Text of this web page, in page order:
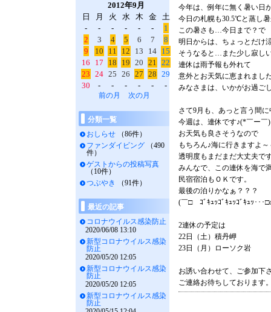
今年は、例年に無く暑い日
今日の札幌も30.5℃と蒸し
この暑さも…今日まで？で
明日からは、ちょっとだけ
そうなると…また少し寂し
連休は雨予報も外れて
意外とお天気に恵まれまし
みなさまは、いかがお過ご
さて9月も、あっと言う間
今週は、連休です♪(*￣ー￣
お天気も良さそうなので
もちろん♪海に行きますよ
透明度もまだまだ大丈夫で
みんなで、この連休を海で
民宿宿泊もＯＫです。
最後の泊りかなぁ？？？
(￣□ゞｺﾞｷｭｯｺﾞｷｭｯｺﾞｷｭｯ･･･
2連休の予定は
22日（土）積丹岬
23日（月）ローソク岩
お誘い合わせて、ご参加下
ご連絡お待ちしております
2012年9月
日
月 火 水 木 金
土
-
- - - - -
1
2
3 4 5 6 7
8
9
10 11 12 13 14 15
16
17 18 19 20 21 22
23 24 25 26 27 28 29
30
- - - - - -
前の月 次の月
分類一覧
おしらせ （86件）
ファンダイビング （490
件）
ゲストからの投稿写真
（10件）
つぶやき
（91件）
最近の記事
コロナウイルス感染防止
2020/06/08 13:10
新型コロナウイルス感染
防止
2020/05/20 12:05
新型コロナウイルス感染
防止
2020/05/20 12:05
新型コロナウイルス感染
防止